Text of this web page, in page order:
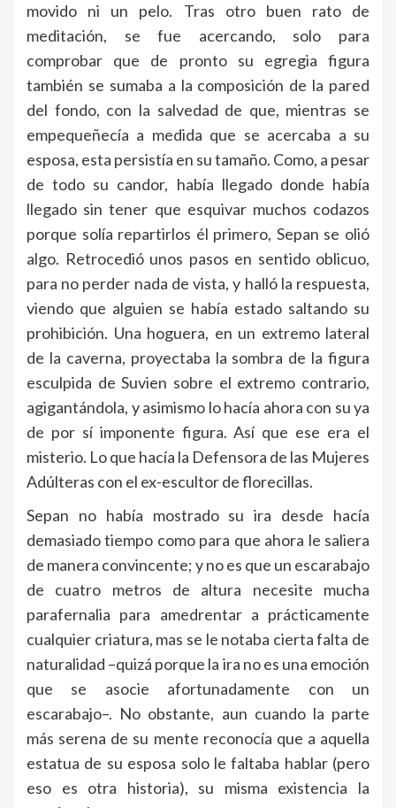
movido ni un pelo. Tras otro buen rato de
meditación, se fue acercando, solo para
comprobar que de pronto su egregia figura
también se sumaba a la composición de la pared
del fondo, con la salvedad de que, mientras se
empequeñecía a medida que se acercaba a su
esposa, esta persistía en su tamaño. Como, a pesar
de todo su candor, había llegado donde había
llegado sin tener que esquivar muchos codazos
porque solía repartirlos él primero, Sepan se olió
algo. Retrocedió unos pasos en sentido oblicuo,
para no perder nada de vista, y halló la respuesta,
viendo que alguien se había estado saltando su
prohibición. Una hoguera, en un extremo lateral
de la caverna, proyectaba la sombra de la figura
esculpida de Suvien sobre el extremo contrario,
agigantándola, y asimismo lo hacía ahora con su ya
de por sí imponente figura. Así que ese era el
misterio. Lo que hacía la Defensora de las Mujeres
Adúlteras con el ex-escultor de florecillas.
Sepan no había mostrado su ira desde hacía
demasiado tiempo como para que ahora le saliera
de manera convincente; y no es que un escarabajo
de cuatro metros de altura necesite mucha
parafernalia para amedrentar a prácticamente
cualquier criatura, mas se le notaba cierta falta de
naturalidad –quizá porque la ira no es una emoción
que se asocie afortunadamente con un
escarabajo–. No obstante, aun cuando la parte
más serena de su mente reconocía que a aquella
estatua de su esposa solo le faltaba hablar (pero
eso es otra historia), su misma existencia la